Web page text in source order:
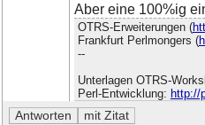
Aber eine 100%ig
OTRS-Erweiterungen (
Frankfurt Perlmongers (
--
Unterlagen OTRS-
Perl-Entwicklung: http://